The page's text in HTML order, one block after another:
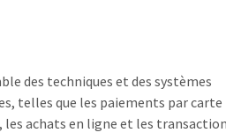
des techniques et des systèmes
telles que les paiements par carte
achats en ligne et les